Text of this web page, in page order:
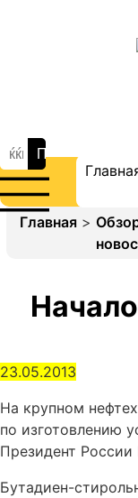
Главная >
23.05.2013
На крупном
по изготовлению
Президент
Бутадиен-